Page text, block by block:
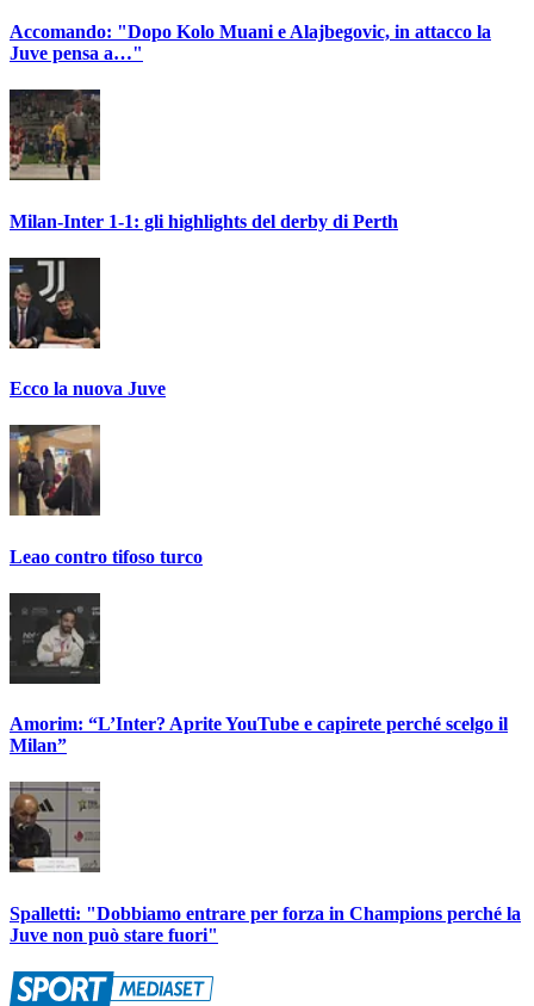
Accomando: "Dopo Kolo Muani e Alajbegovic, in attacco la
Juve pensa a…"
Milan-Inter 1-1: gli highlights del derby di Perth
Ecco la nuova Juve
Leao contro tifoso turco
Amorim: “L’Inter? Aprite YouTube e capirete perché scelgo il
Milan”
Spalletti: "Dobbiamo entrare per forza in Champions perché la
Juve non può stare fuori"